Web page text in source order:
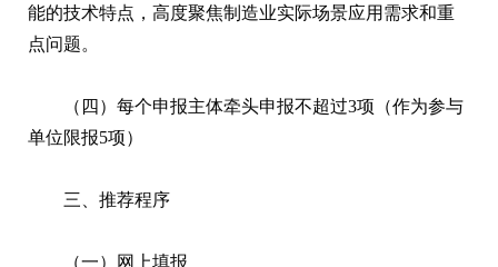
能的技术特点，高度聚焦制造业实际场景应用需求和重
点问题。
（四）每个申报主体牵头申报不超过3项（作为参与
单位限报5项）
三、推荐程序
（一）网上填报